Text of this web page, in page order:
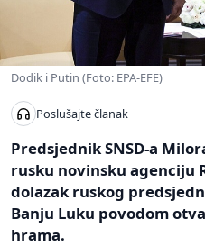
Dodik i Putin (Foto: EPA-EFE)
Poslušajte članak
Predsjednik SNSD-a
rusku novinsku agenciju
dolazak ruskog
Banju Luku povodom
hrama.